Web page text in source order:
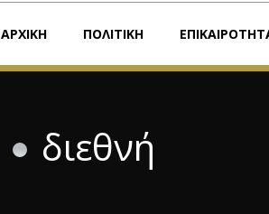
ΑΡΧΙΚΗ ΠΟΛΙΤΙΚΗ
διεθνή